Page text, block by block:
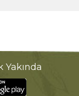
Yakında